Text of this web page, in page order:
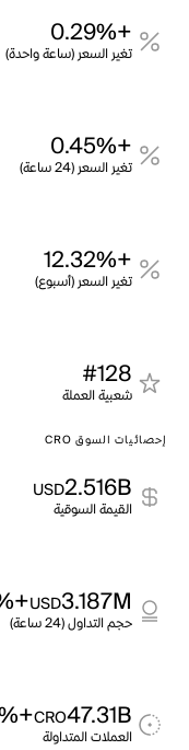
+0.29%
تغير السعر (ساعة واحدة)
+0.45%
تغير السعر (24 ساعة)
+12.32%
تغير السعر (أسبوع)
#128
شعبية العملة
إحصائيات السوق CRO
2.516B
USD
القيمة السوقية
3.187M
USD
+11.03%
حجم التداول (24 ساعة)
47.31B
CRO
+47.31%
العملات المتداولة